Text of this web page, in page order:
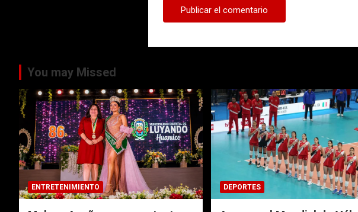
You may Missed
ENTRETENIMIENTO DEPORTES